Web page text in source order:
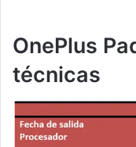
OnePlus
técnicas